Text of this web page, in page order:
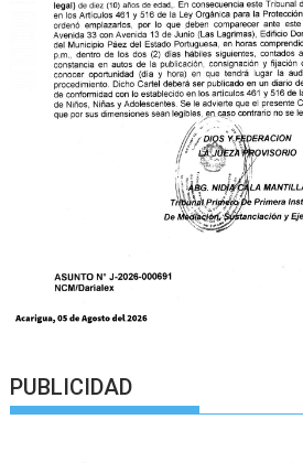
PUBLICIDAD